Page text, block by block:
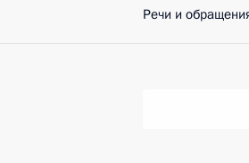
Речи и